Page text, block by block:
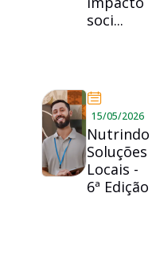
soci...
15/05/2026
Nutrindo
Soluções
Locais -
6ª Edição